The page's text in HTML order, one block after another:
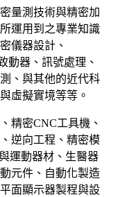
量測技術與精密加
運用到之專業知識
儀器設計、
動器、訊號處理、
、與其他的近代科
虛擬實境等等。
精密CNC工具機、
逆向工程、精密模
運動器材、生醫器
元件、自動化製造
面顯示器製程與設